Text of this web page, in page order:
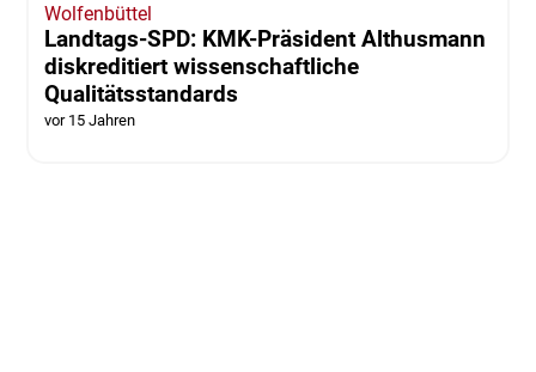
Wolfenbüttel
Landtags-SPD: KMK-Präsident Althusmann
diskreditiert wissenschaftliche
Qualitätsstandards
vor 15 Jahren